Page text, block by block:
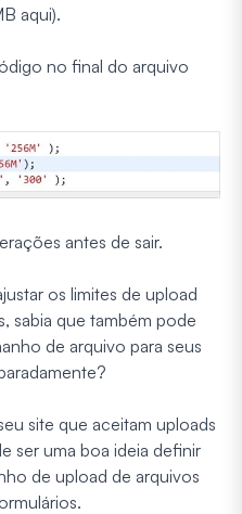
aqui).
no final do arquivo
antes de sair.
os limites de upload
sabia que também pode
de arquivo para seus
site que aceitam uploads
ser uma boa ideia definir
de upload de arquivos